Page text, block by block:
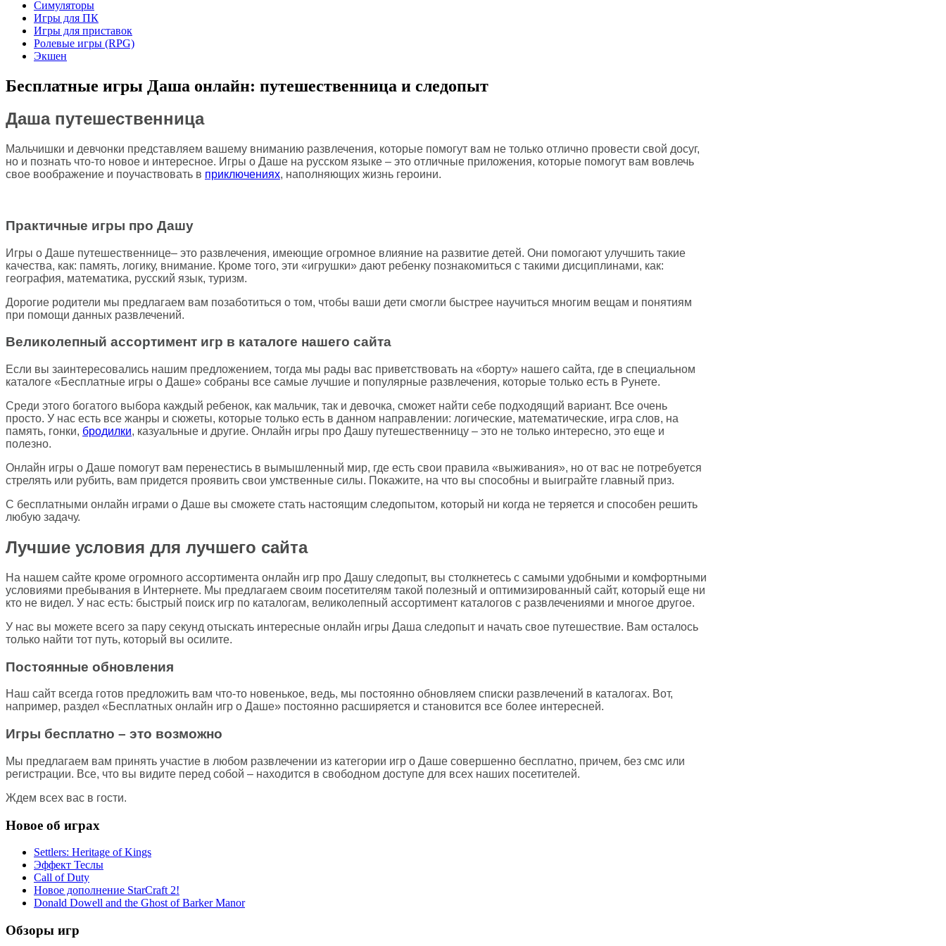
Симуляторы
Игры для ПК
Игры для приставок
Ролевые игры (RPG)
Экшен
Бесплатные игры Даша онлайн: путешественница и следопыт
Даша путешественница
Мальчишки и девчонки представляем вашему вниманию развлечения, которые помогут вам не только отлично провести свой досуг,
но и познать что-то новое и интересное. Игры о Даше на русском языке – это отличные приложения, которые помогут вам вовлечь
свое воображение и поучаствовать в приключениях, наполняющих жизнь героини.
Практичные игры про Дашу
Игры о Даше путешественнице– это развлечения, имеющие огромное влияние на развитие детей. Они помогают улучшить такие
качества, как: память, логику, внимание. Кроме того, эти «игрушки» дают ребенку познакомиться с такими дисциплинами, как:
география, математика, русский язык, туризм.
Дорогие родители мы предлагаем вам позаботиться о том, чтобы ваши дети смогли быстрее научиться многим вещам и понятиям
при помощи данных развлечений.
Великолепный ассортимент игр в каталоге нашего сайта
Если вы заинтересовались нашим предложением, тогда мы рады вас приветствовать на «борту» нашего сайта, где в специальном
каталоге «Бесплатные игры о Даше» собраны все самые лучшие и популярные развлечения, которые только есть в Рунете.
Среди этого богатого выбора каждый ребенок, как мальчик, так и девочка, сможет найти себе подходящий вариант. Все очень
просто. У нас есть все жанры и сюжеты, которые только есть в данном направлении: логические, математические, игра слов, на
память, гонки, бродилки, казуальные и другие. Онлайн игры про Дашу путешественницу – это не только интересно, это еще и
полезно.
Онлайн игры о Даше помогут вам перенестись в вымышленный мир, где есть свои правила «выживания», но от вас не потребуется
стрелять или рубить, вам придется проявить свои умственные силы. Покажите, на что вы способны и выиграйте главный приз.
С бесплатными онлайн играми о Даше вы сможете стать настоящим следопытом, который ни когда не теряется и способен решить
любую задачу.
Лучшие условия для лучшего сайта
На нашем сайте кроме огромного ассортимента онлайн игр про Дашу следопыт, вы столкнетесь с самыми удобными и комфортными
условиями пребывания в Интернете. Мы предлагаем своим посетителям такой полезный и оптимизированный сайт, который еще ни
кто не видел. У нас есть: быстрый поиск игр по каталогам, великолепный ассортимент каталогов с развлечениями и многое другое.
У нас вы можете всего за пару секунд отыскать интересные онлайн игры Даша следопыт и начать свое путешествие. Вам осталось
только найти тот путь, который вы осилите.
Постоянные обновления
Наш сайт всегда готов предложить вам что-то новенькое, ведь, мы постоянно обновляем списки развлечений в каталогах. Вот,
например, раздел «Бесплатных онлайн игр о Даше» постоянно расширяется и становится все более интересней.
Игры бесплатно – это возможно
Мы предлагаем вам принять участие в любом развлечении из категории игр о Даше совершенно бесплатно, причем, без смс или
регистрации. Все, что вы видите перед собой – находится в свободном доступе для всех наших посетителей.
Ждем всех вас в гости.
Новое об играх
Settlers: Heritage of Kings
Эффект Теслы
Call of Duty
Новое дополнение StarCraft 2!
Donald Dowell and the Ghost of Barker Manor
Обзоры игр